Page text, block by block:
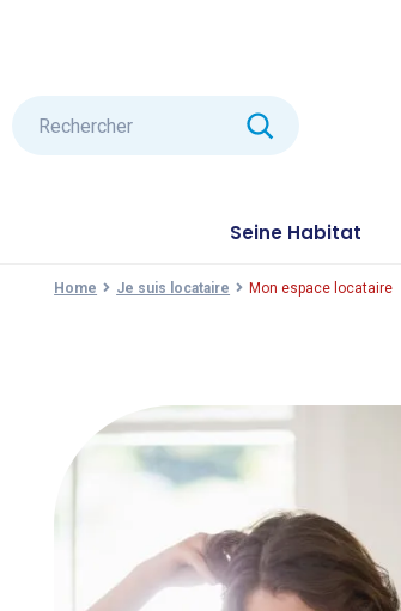
Seine Habitat
Home Je suis locataire Mon espace locataire